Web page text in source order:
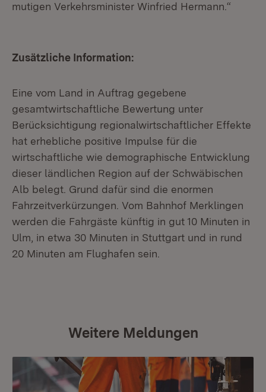
mutigen Verkehrsminister Winfried Hermann.“
Zusätzliche Information:
Eine vom Land in Auftrag gegebene
gesamtwirtschaftliche Bewertung unter
Berücksichtigung regionalwirtschaftlicher Effekte
hat erhebliche positive Impulse für die
wirtschaftliche wie demographische Entwicklung
dieser ländlichen Region auf der Schwäbischen
Alb belegt. Grund dafür sind die enormen
Fahrzeitverkürzungen. Vom Bahnhof Merklingen
werden die Fahrgäste künftig in gut 10 Minuten in
Ulm, in etwa 30 Minuten in Stuttgart und in rund
20 Minuten am Flughafen sein.
Weitere Meldungen